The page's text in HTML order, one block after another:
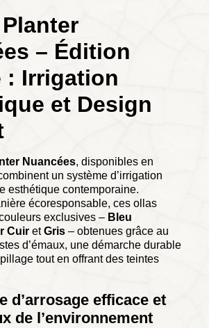
– Édition
: Irrigation
et Design
Nuancées, disponibles en
un système d’irrigation
esthétique contemporaine.
écoresponsable, ces ollas
exclusives – Bleu
Cuir etGris – obtenues grâce au
d’émaux, une démarche durable
tout en offrant des teintes
d’arrosage efficace et
de l’environnement